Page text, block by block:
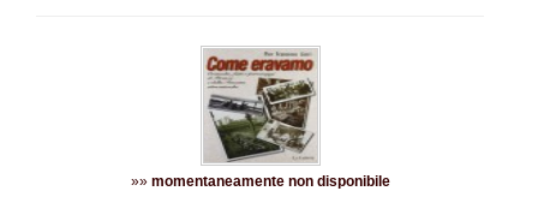
»» momentaneamente non disponibile